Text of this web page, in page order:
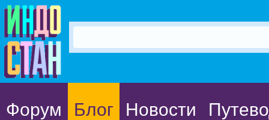
Форум Блог Новости